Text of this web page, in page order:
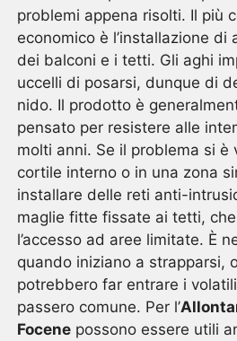
problemi appena risolti. Il più
economico è l’installazione di
dei balconi e i tetti. Gli aghi
uccelli di posarsi, dunque di
nido. Il prodotto è
pensato per resistere alle
molti anni. Se il problema si è
cortile interno o in una zona
installare delle reti anti-
maglie fitte fissate ai tetti,
l’accesso ad aree limitate. È
quando iniziano a strapparsi,
potrebbero far entrare i
passero comune. Per l’
Focene possono essere utili